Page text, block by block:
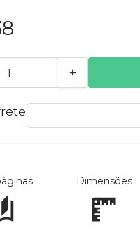
+
Dimensões